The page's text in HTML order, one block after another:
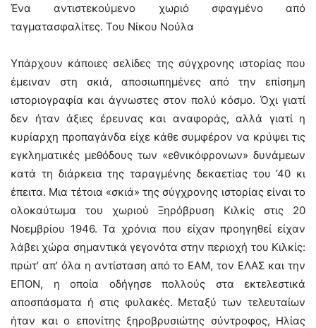
Ένα αντιστεκούμενο χωριό σφαγμένο από
ταγματασφαλίτες. Του Νίκου Νούλα
Υπάρχουν κάποιες σελίδες της σύγχρονης ιστορίας που
έμειναν στη σκιά, αποσιωπημένες από την επίσημη
ιστοριογραφία και άγνωστες στον πολύ κόσμο. Όχι γιατί
δεν ήταν άξιες έρευνας και αναφοράς, αλλά γιατί η
κυρίαρχη προπαγάνδα είχε κάθε συμφέρον να κρύψει τις
εγκληματικές μεθόδους των «εθνικόφρονων» δυνάμεων
κατά τη διάρκεια της ταραγμένης δεκαετίας του ’40 κι
έπειτα. Μια τέτοια «σκιά» της σύγχρονης ιστορίας είναι το
ολοκαύτωμα του χωριού Ξηρόβρυση Κιλκίς στις 20
Νοεμβρίου 1946. Τα χρόνια που είχαν προηγηθεί είχαν
λάβει χώρα σημαντικά γεγονότα στην περιοχή του Κιλκίς:
πρώτ’ απ’ όλα η αντίσταση από το ΕΑΜ, τον ΕΛΑΣ και την
ΕΠΟΝ, η οποία οδήγησε πολλούς στα εκτελεστικά
αποσπάσματα ή στις φυλακές. Μεταξύ των τελευταίων
ήταν και ο επονίτης ξηροβρυσιώτης σύντροφος, Ηλίας